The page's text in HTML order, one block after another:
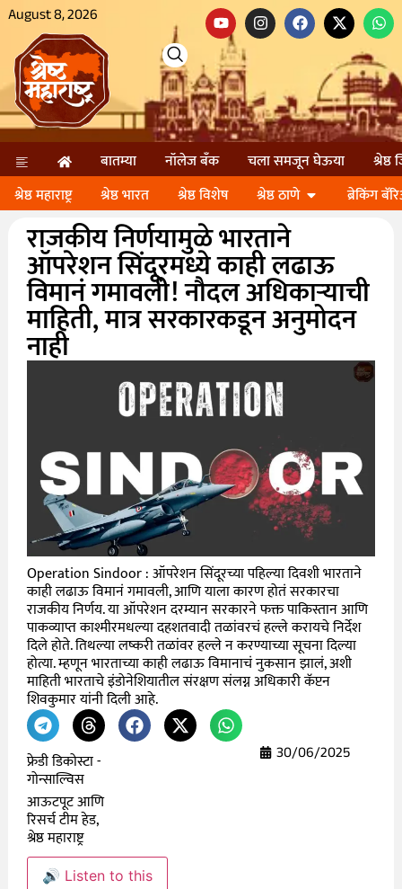
August 8, 2026
बातम्या नॉलेज बॅंक चला समजून घेऊया
श्रेष्ठ
श्रेष्ठ महाराष्ट्र
श्रेष्ठ भारत श्रेष्ठ विशेष श्रेष्ठ ठाणे ब्रेकिंग
राजकीय निर्णयामुळे भारताने
ऑपरेशन सिंदूरमध्ये काही लढाऊ
विमानं गमावली! नौदल अधिकाऱ्याची
माहिती, मात्र सरकारकडून अनुमोदन
नाही
Operation Sindoor : ऑपरेशन सिंदूरच्या पहिल्या दिवशी भारताने
काही लढाऊ विमानं गमावली, आणि याला कारण होतं सरकारचा
राजकीय निर्णय. या ऑपरेशन दरम्यान सरकारने फक्त पाकिस्तान आणि
पाकव्याप्त काश्मीरमधल्या दहशतवादी तळांवरचं हल्ले करायचे निर्देश
दिले होते. तिथल्या लष्करी तळांवर हल्ले न करण्याच्या सूचना दिल्या
होत्या. म्हणून भारताच्या काही लढाऊ विमानाचं नुकसान झालं, अशी
माहिती भारताचे इंडोनेशियातील संरक्षण संलग्न अधिकारी कॅप्टन
शिवकुमार यांनी दिली आहे.
फ्रेडी डिकोस्टा -
गोन्साल्विस
आऊटपूट आणि
रिसर्च टीम हेड,
श्रेष्ठ महाराष्ट्र
30/06/2025
🔊 Listen to this